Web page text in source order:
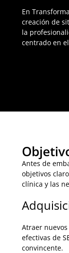
En
creación de
la
centrado en
Antes de
objetivos
clínica y las
Atraer
efectivas de
convincente.